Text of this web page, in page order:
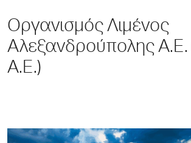
Οργανισμός Λιμένος
Αλεξανδρούπολης
Α.Ε.)